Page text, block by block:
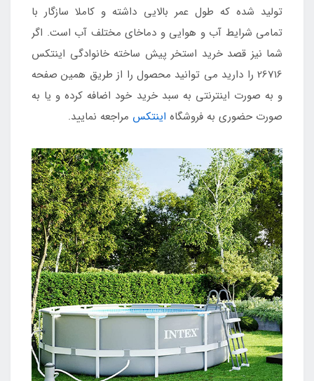
تولید شده که طول عمر بالایی داشته و کاملا سازگار با
تمامی شرایط آب و هوایی و دماخای مختلف آب است. اگر
شما نیز قصد خرید استخر پیش ساخته خانوادگی اینتکس
26716 را دارید می توانید محصول را از طریق همین صفحه
و به صورت اینترنتی به سبد خرید خود اضافه کرده و یا به
صورت حضوری به فروشگاه اینتکس مراجعه نمایید.